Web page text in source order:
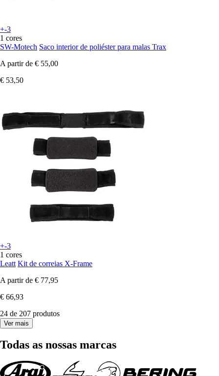
+-3
1 cores
SW-Motech Saco interior de poliéster para malas Trax
A partir de € 55,00
€ 53,50
+-3
1 cores
Leatt Kit de correias X-Frame
A partir de € 77,95
€ 66,93
24 de 207 produtos
Ver mais
Todas as nossas marcas